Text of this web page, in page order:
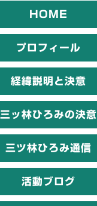
HOME
プロフィール
経緯説明と決意
三ッ林ひろみの決意
三ツ林ひろみ通信
活動ブログ